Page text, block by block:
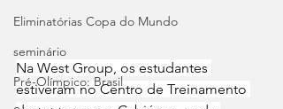
Eliminatórias Copa do Mundo
seminário
Pré-Olímpico: Brasil
Na West Group, os estudantes
estiveram no Centro de Treinamento